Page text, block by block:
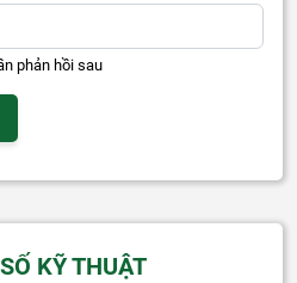
phản hồi sau
KỸ THUẬT